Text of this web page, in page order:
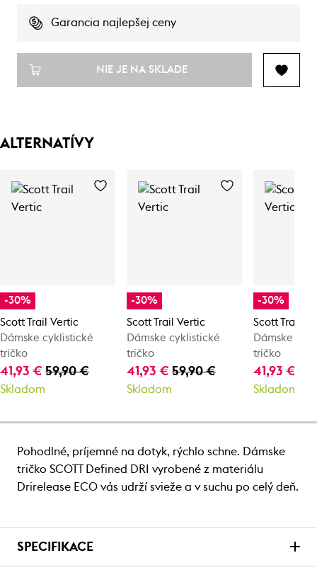
Garancia najlepšej ceny
NIE JE NA SKLADE
ALTERNATÍVY
-30%
Scott Trail Vertic
Dámske cyklistické
tričko
41,93 € 59,90 €
Skladom
-30%
Scott Trail Vertic
Dámske cyklistické
tričko
41,93 €59,90 €
Skladom
-30%
Scott Trail
Dámske
tričko
41,93 €
Skladom
Pohodlné, príjemné na dotyk, rýchlo schne. Dámske
tričko SCOTT Defined DRI vyrobené z materiálu
Drirelease ECO vás udrží svieže a v suchu po celý deň.
SPECIFIKACE